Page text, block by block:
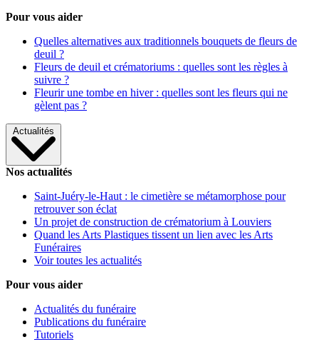
Pour vous aider
Quelles alternatives aux traditionnels bouquets de fleurs de
deuil ?
Fleurs de deuil et crématoriums : quelles sont les règles à
suivre ?
Fleurir une tombe en hiver : quelles sont les fleurs qui ne
gèlent pas ?
Actualités
Nos actualités
Saint-Juéry-le-Haut : le cimetière se métamorphose pour
retrouver son éclat
Un projet de construction de crématorium à Louviers
Quand les Arts Plastiques tissent un lien avec les Arts
Funéraires
Voir toutes les actualités
Pour vous aider
Actualités du funéraire
Publications du funéraire
Tutoriels